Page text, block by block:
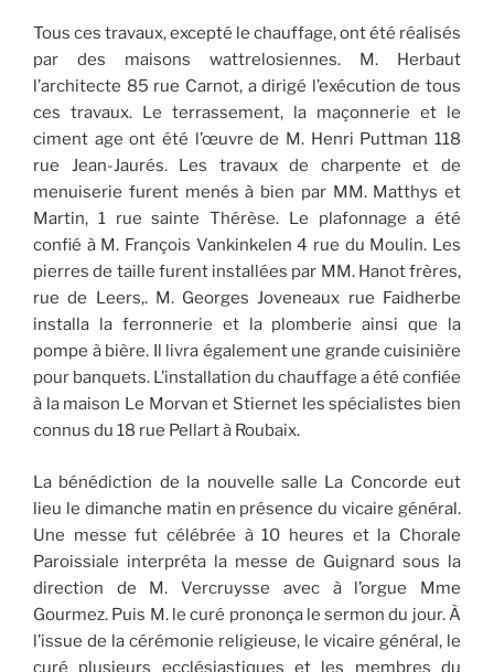
Tous ces travaux, excepté le chauffage, ont été réalisés
par des maisons wattrelosiennes. M. Herbaut
l’architecte 85 rue Carnot, a dirigé l’exécution de tous
ces travaux. Le terrassement, la maçonnerie et le
ciment age ont été l’œuvre de M. Henri Puttman 118
rue Jean-Jaurés. Les travaux de charpente et de
menuiserie furent menés à bien par MM. Matthys et
Martin, 1 rue sainte Thérèse. Le plafonnage a été
confié à M. François Vankinkelen 4 rue du Moulin. Les
pierres de taille furent installées par MM. Hanot frères,
rue de Leers,. M. Georges Joveneaux rue Faidherbe
installa la ferronnerie et la plomberie ainsi que la
pompe à bière. Il livra également une grande cuisinière
pour banquets. L’installation du chauffage a été confiée
à la maison Le Morvan et Stiernet les spécialistes bien
connus du 18 rue Pellart à Roubaix.
La bénédiction de la nouvelle salle La Concorde eut
lieu le dimanche matin en présence du vicaire général.
Une messe fut célébrée à 10 heures et la Chorale
Paroissiale interpréta la messe de Guignard sous la
direction de M. Vercruysse avec à l’orgue Mme
Gourmez. Puis M. le curé prononça le sermon du jour. À
l’issue de la cérémonie religieuse, le vicaire général, le
curé plusieurs ecclésiastiques et les membres du